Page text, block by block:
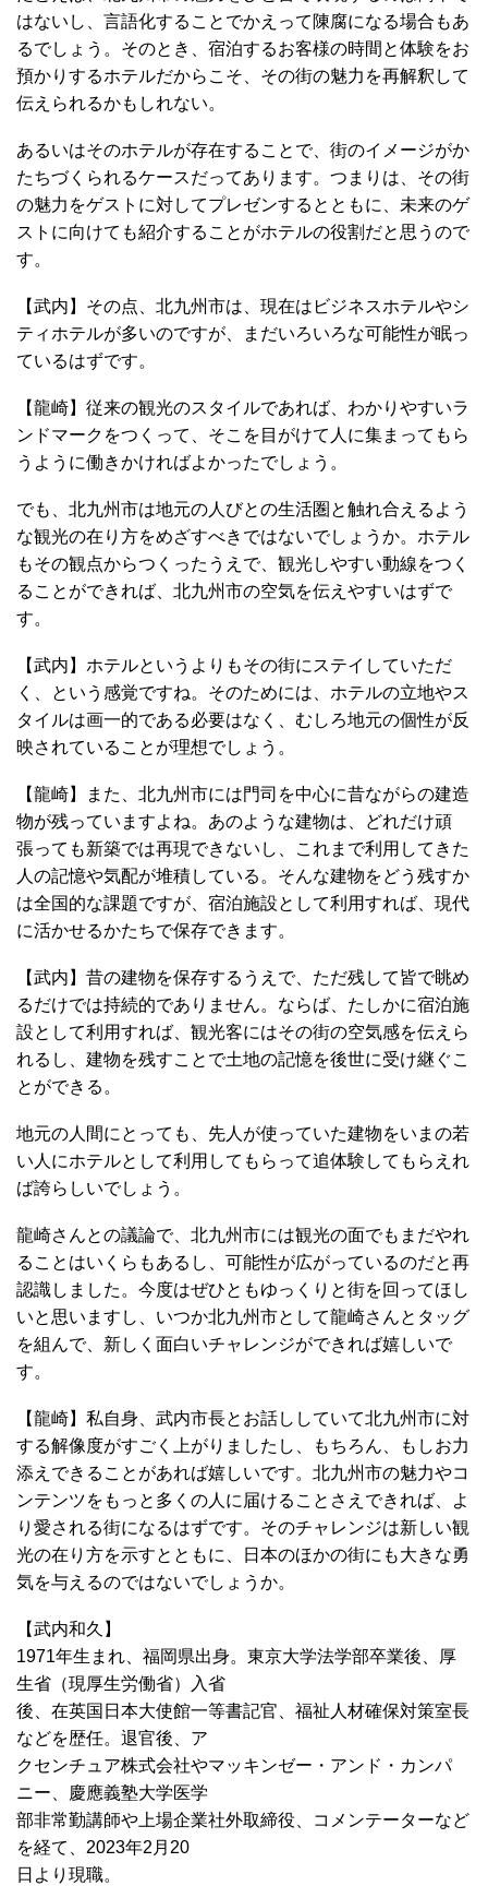
はないし、言語化することでかえって陳腐になる場合もあ
るでしょう。そのとき、宿泊するお客様の時間と体験をお
預かりするホテルだからこそ、その街の魅力を再解釈して
伝えられるかもしれない。
あるいはそのホテルが存在することで、街のイメージがか
たちづくられるケースだってあります。つまりは、その街
の魅力をゲストに対してプレゼンするとともに、未来のゲ
ストに向けても紹介することがホテルの役割だと思うので
す。
【武内】その点、北九州市は、現在はビジネスホテルやシ
ティホテルが多いのですが、まだいろいろな可能性が眠っ
ているはずです。
【龍崎】従来の観光のスタイルであれば、わかりやすいラ
ンドマークをつくって、そこを目がけて人に集まってもら
うように働きかければよかったでしょう。
でも、北九州市は地元の人びとの生活圏と触れ合えるよう
な観光の在り方をめざすべきではないでしょうか。ホテル
もその観点からつくったうえで、観光しやすい動線をつく
ることができれば、北九州市の空気を伝えやすいはずで
す。
【武内】ホテルというよりもその街にステイしていただ
く、という感覚ですね。そのためには、ホテルの立地やス
タイルは画一的である必要はなく、むしろ地元の個性が反
映されていることが理想でしょう。
【龍崎】また、北九州市には門司を中心に昔ながらの建造
物が残っていますよね。あのような建物は、どれだけ頑
張っても新築では再現できないし、これまで利用してきた
人の記憶や気配が堆積している。そんな建物をどう残すか
は全国的な課題ですが、宿泊施設として利用すれば、現代
に活かせるかたちで保存できます。
【武内】昔の建物を保存するうえで、ただ残して皆で眺め
るだけでは持続的でありません。ならば、たしかに宿泊施
設として利用すれば、観光客にはその街の空気感を伝えら
れるし、建物を残すことで土地の記憶を後世に受け継ぐこ
とができる。
地元の人間にとっても、先人が使っていた建物をいまの若
い人にホテルとして利用してもらって追体験してもらえれ
ば誇らしいでしょう。
龍崎さんとの議論で、北九州市には観光の面でもまだやれ
ることはいくらもあるし、可能性が広がっているのだと再
認識しました。今度はぜひともゆっくりと街を回ってほし
いと思いますし、いつか北九州市として龍崎さんとタッグ
を組んで、新しく面白いチャレンジができれば嬉しいで
す。
【龍崎】私自身、武内市長とお話ししていて北九州市に対
する解像度がすごく上がりましたし、もちろん、もしお力
添えできることがあれば嬉しいです。北九州市の魅力やコ
ンテンツをもっと多くの人に届けることさえできれば、よ
り愛される街になるはずです。そのチャレンジは新しい観
光の在り方を示すとともに、日本のほかの街にも大きな勇
気を与えるのではないでしょうか。
【武内和久】
1971年生まれ、福岡県出身。東京大学法学部卒業後、厚
生省（現厚生労働省）入省
後、在英国日本大使館一等書記官、福祉人材確保対策室長
などを歴任。退官後、ア
クセンチュア株式会社やマッキンゼー・アンド・カンパ
ニー、慶應義塾大学医学
部非常勤講師や上場企業社外取締役、コメンテーターなど
を経て、2023年2月20
日より現職。